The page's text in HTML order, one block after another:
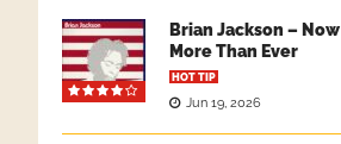
Brian Jackson – Now
More Than Ever
HOT TIP
Jun 19, 2026